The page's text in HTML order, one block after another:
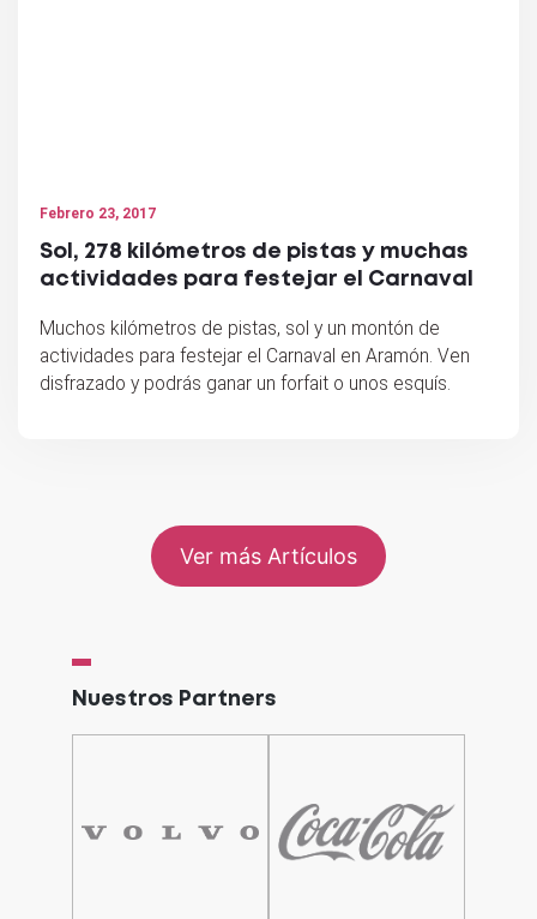
Febrero 23, 2017
Sol, 278 kilómetros de pistas y muchas
actividades para festejar el Carnaval
Muchos kilómetros de pistas, sol y un montón de
actividades para festejar el Carnaval en Aramón. Ven
disfrazado y podrás ganar un forfait o unos esquís.
Ver más Artículos
Nuestros Partners